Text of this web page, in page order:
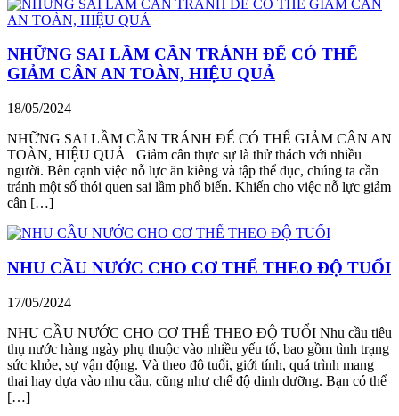
NHỮNG SAI LẦM CẦN TRÁNH ĐỂ CÓ THỂ
GIẢM CÂN AN TOÀN, HIỆU QUẢ
18/05/2024
NHỮNG SAI LẦM CẦN TRÁNH ĐỂ CÓ THỂ GIẢM CÂN AN
TOÀN, HIỆU QUẢ Giảm cân thực sự là thử thách với nhiều
người. Bên cạnh việc nỗ lực ăn kiêng và tập thể dục, chúng ta cần
tránh một số thói quen sai lầm phổ biến. Khiến cho việc nỗ lực giảm
cân […]
NHU CẦU NƯỚC CHO CƠ THỂ THEO ĐỘ TUỔI
17/05/2024
NHU CẦU NƯỚC CHO CƠ THỂ THEO ĐỘ TUỔI Nhu cầu tiêu
thụ nước hàng ngày phụ thuộc vào nhiều yếu tố, bao gồm tình trạng
sức khỏe, sự vận động. Và theo đô tuổi, giới tính, quá trình mang
thai hay dựa vào nhu cầu, cũng như chế độ dinh dưỡng. Bạn có thể
[…]